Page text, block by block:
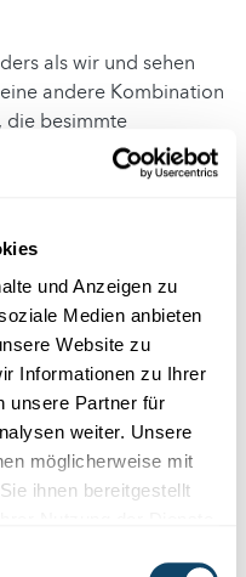
und Anzeigen zu
Medien anbieten
Website zu
Informationen zu Ihrer
unsere Partner für
weiter. Unsere
möglicherweise mit
ihnen bereitgestellt
als wir und sehen
andere Kombination
die besimmte
Insekten können
UV-Licht, das für uns
sie eine Futterquelle
Blüten haben, werden
Weisse Margeriten
einen guten Kontrast
eine grüne Wiese ist.
von roten Blüten